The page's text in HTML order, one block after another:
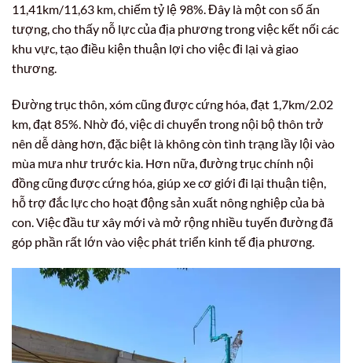
11,41km/11,63 km, chiếm tỷ lệ 98%. Đây là một con số ấn
tượng, cho thấy nỗ lực của địa phương trong việc kết nối các
khu vực, tạo điều kiện thuận lợi cho việc đi lại và giao
thương.
Đường trục thôn, xóm cũng được cứng hóa, đạt 1,7km/2.02
km, đạt 85%. Nhờ đó, việc di chuyển trong nội bộ thôn trở
nên dễ dàng hơn, đặc biệt là không còn tình trạng lầy lội vào
mùa mưa như trước kia. Hơn nữa, đường trục chính nội
đồng cũng được cứng hóa, giúp xe cơ giới đi lại thuận tiện,
hỗ trợ đắc lực cho hoạt động sản xuất nông nghiệp của bà
con. Việc đầu tư xây mới và mở rộng nhiều tuyến đường đã
góp phần rất lớn vào việc phát triển kinh tế địa phương.